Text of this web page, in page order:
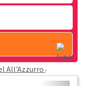
All'Azzurro